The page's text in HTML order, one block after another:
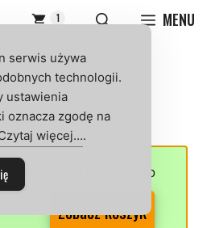
MENU
1
został dodany do
Zobacz koszyk
serwis używa
technologii.
ustawienia
oznacza zgodę na
więcej….